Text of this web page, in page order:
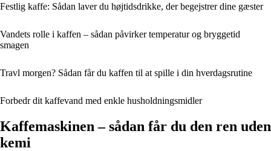
Festlig kaffe: Sådan laver du højtidsdrikke, der begejstrer dine gæster
Vandets rolle i kaffen – sådan påvirker temperatur og bryggetid
smagen
Travl morgen? Sådan får du kaffen til at spille i din hverdagsrutine
Forbedr dit kaffevand med enkle husholdningsmidler
Kaffemaskinen – sådan får du den ren uden
kemi